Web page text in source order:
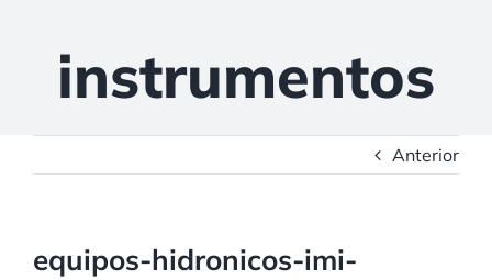
instrumentos
Anterior
equipos-hidronicos-imi-